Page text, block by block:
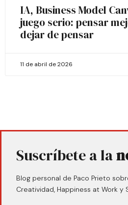
IA, Business Model
juego serio: pensar
dejar de pensar
11 de abril de 2026
Suscríbete a la
Blog personal de Paco Prieto
Creatividad, Happiness at Work